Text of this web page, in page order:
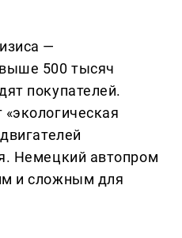
—
500 тысяч
покупателей.
Немецкий автопром
и сложным для